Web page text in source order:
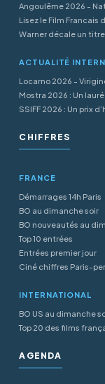
Angoulême 2026 -
Lisez le Film Francais
Warner décale un
ACTUALITÉ
Locarno 2026 -
Mostra 2026 : Un
SSIFF 2026 : Un prix
CHIFFRES
FRANCE
Démarrages 14h Paris
BO au dimanche soir
BO nouveautés au
Top 10 entrées
Entrées premier jour
Ciné chiffres Paris-
INTERNATIONAL
BO US au dimanche
Top 20 des films
AGENDA